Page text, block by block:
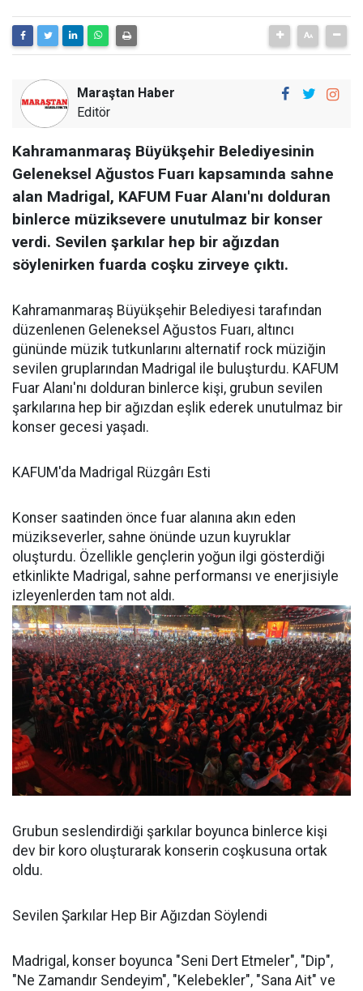
Maraştan Haber
Editör
Kahramanmaraş Büyükşehir Belediyesinin
Geleneksel Ağustos Fuarı kapsamında sahne
alan Madrigal, KAFUM Fuar Alanı'nı dolduran
binlerce müziksevere unutulmaz bir konser
verdi. Sevilen şarkılar hep bir ağızdan
söylenirken fuarda coşku zirveye çıktı.
Kahramanmaraş Büyükşehir Belediyesi tarafından
düzenlenen Geleneksel Ağustos Fuarı, altıncı
gününde müzik tutkunlarını alternatif rock müziğin
sevilen gruplarından Madrigal ile buluşturdu. KAFUM
Fuar Alanı'nı dolduran binlerce kişi, grubun sevilen
şarkılarına hep bir ağızdan eşlik ederek unutulmaz bir
konser gecesi yaşadı.
KAFUM'da Madrigal Rüzgârı Esti
Konser saatinden önce fuar alanına akın eden
müzikseverler, sahne önünde uzun kuyruklar
oluşturdu. Özellikle gençlerin yoğun ilgi gösterdiği
etkinlikte Madrigal, sahne performansı ve enerjisiyle
izleyenlerden tam not aldı.
Grubun seslendirdiği şarkılar boyunca binlerce kişi
dev bir koro oluşturarak konserin coşkusuna ortak
oldu.
Sevilen Şarkılar Hep Bir Ağızdan Söylendi
Madrigal, konser boyunca "Seni Dert Etmeler", "Dip",
"Ne Zamandır Sendeyim", "Kelebekler", "Sana Ait" ve